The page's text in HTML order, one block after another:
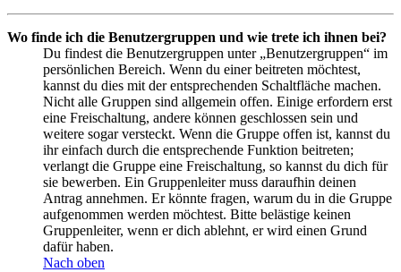
Wo finde ich die Benutzergruppen und wie trete ich ihnen bei?
Du findest die Benutzergruppen unter „Benutzergruppen“ im
persönlichen Bereich. Wenn du einer beitreten möchtest,
kannst du dies mit der entsprechenden Schaltfläche machen.
Nicht alle Gruppen sind allgemein offen. Einige erfordern erst
eine Freischaltung, andere können geschlossen sein und
weitere sogar versteckt. Wenn die Gruppe offen ist, kannst du
ihr einfach durch die entsprechende Funktion beitreten;
verlangt die Gruppe eine Freischaltung, so kannst du dich für
sie bewerben. Ein Gruppenleiter muss daraufhin deinen
Antrag annehmen. Er könnte fragen, warum du in die Gruppe
aufgenommen werden möchtest. Bitte belästige keinen
Gruppenleiter, wenn er dich ablehnt, er wird einen Grund
dafür haben.
Nach oben